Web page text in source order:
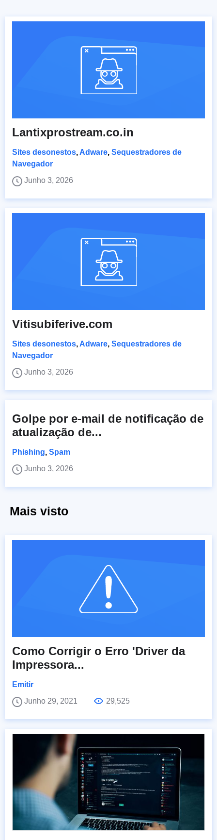
Lantixprostream.co.in
Sites desonestos,Adware, Sequestradores de
Navegador
Junho 3, 2026
Vitisubiferive.com
Sites desonestos,Adware, Sequestradores de
Navegador
Junho 3, 2026
Golpe por e-mail de notificação de
atualização de...
Phishing, Spam
Junho 3, 2026
Mais visto
Como Corrigir o Erro 'Driver da
Impressora...
Emitir
Junho 29, 2021
29,525